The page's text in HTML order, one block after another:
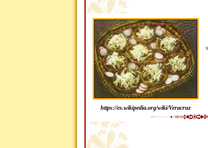
https://es.wikipedia.org/wiki/Veracruz